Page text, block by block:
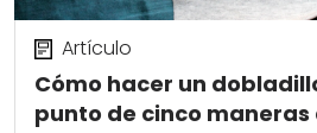
Cómo hacer un
punto de cinco
Artículo